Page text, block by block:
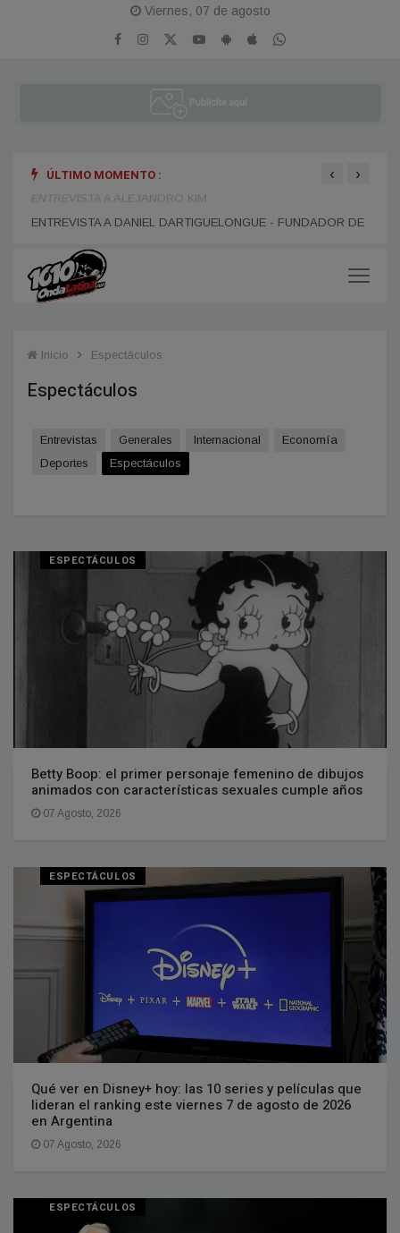
Viernes, 07 de agosto
ÚLTIMO MOMENTO :
ENTREVISTA A ALEJANDRO KIM
‹ ›
Inicio Espectáculos
Espectáculos
Entrevistas Generales Internacional
Economía
Deportes
Espectáculos
ESPECTÁCULOS
Betty Boop: el primer personaje femenino de dibujos
animados con características sexuales cumple años
07 Agosto, 2026
ESPECTÁCULOS
Qué ver en Disney+ hoy: las 10 series y películas que
lideran el ranking este viernes 7 de agosto de 2026
en Argentina
07 Agosto, 2026
ESPECTÁCULOS